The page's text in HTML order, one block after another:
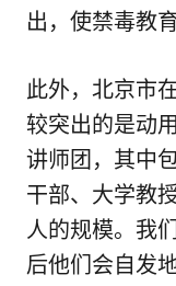
出，使禁毒教
此外，北京市
较突出的是动
讲师团，其中
干部、大学教
人的规模。我
后他们会自发